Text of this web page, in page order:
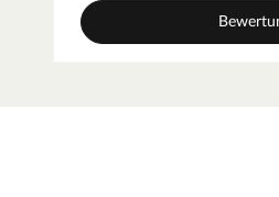
Technische Details